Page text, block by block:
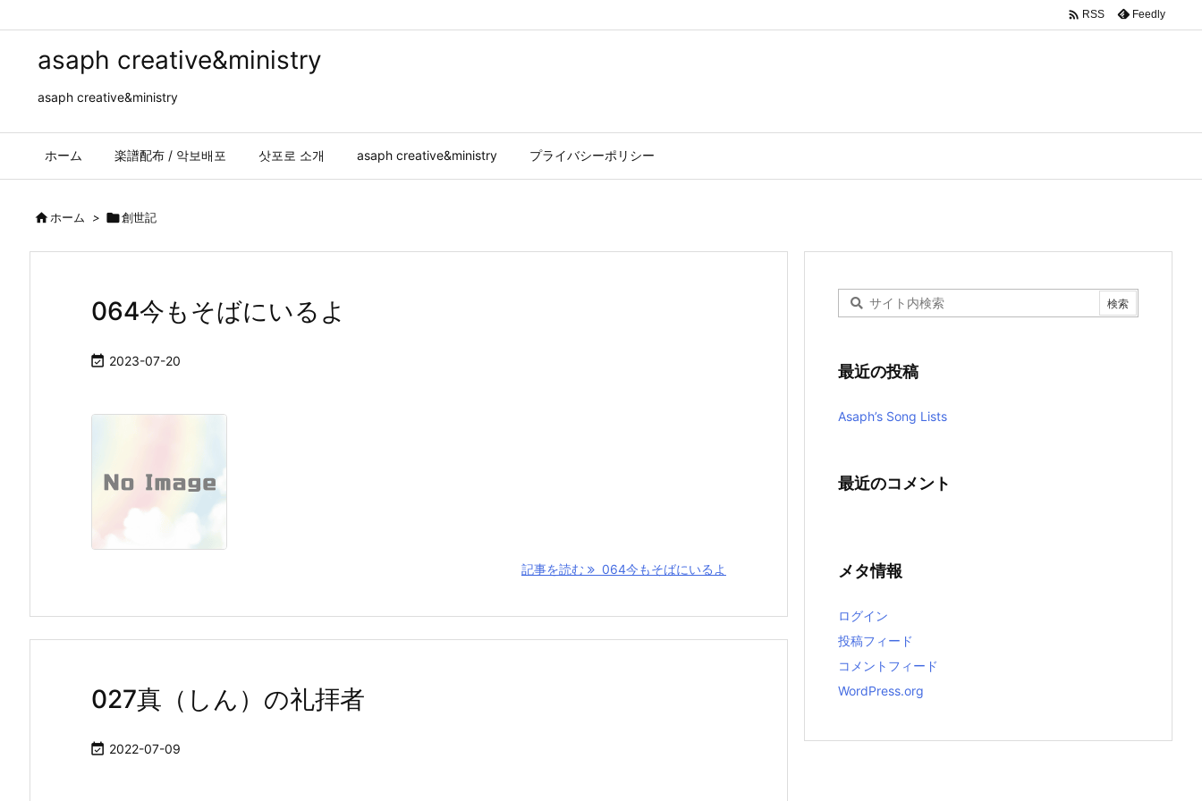
asaph creative&ministry
asaph creative&ministry
ホーム 楽譜配布 / 악보배포 삿포로 소개 asaph creative&ministry プライバシーポリシー
 RSS Feedly
ホーム > 創世記
064今もそばにいるよ
 2023-07-20
記事を読む 064今もそばにいるよ
027真（しん）の礼拝者
 2022-07-09
最近の投稿
Asaph’s Song Lists
最近のコメント
メタ情報
ログイン
投稿フィード
コメントフィード
WordPress.org